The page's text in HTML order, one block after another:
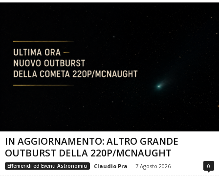
IN AGGIORNAMENTO: ALTRO GRANDE
OUTBURST DELLA 220P/MCNAUGHT
Effemeridi ed Eventi Astronomici Claudio Pra - 7 Agosto 2026 0